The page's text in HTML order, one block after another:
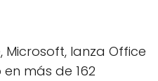
lanza Office
en más de 162